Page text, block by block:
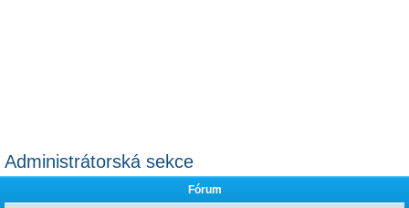
Administrátorská sekce
Fórum